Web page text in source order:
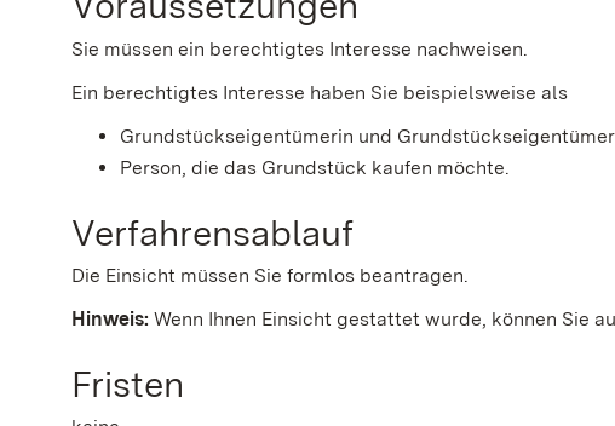
Sie müssen ein berechtigtes Interesse nachweisen.
Ein berechtigtes Interesse haben Sie beispielsweise als
Grundstückseigentümerin und Grundstückseigentümer
Person, die das Grundstück kaufen möchte.
Verfahrensablauf
Die Einsicht müssen Sie formlos beantragen.
Hinweis: Wenn Ihnen Einsicht gestattet wurde, können Sie
Fristen